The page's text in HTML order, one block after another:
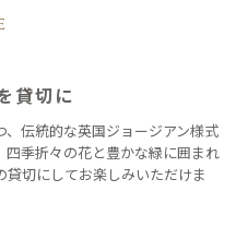
貸切に
伝統的な英国ジョージアン様式
季折々の花と豊かな緑に囲まれ
切にしてお楽しみいただけま